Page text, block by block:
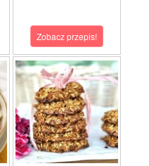
Zobacz przepis!